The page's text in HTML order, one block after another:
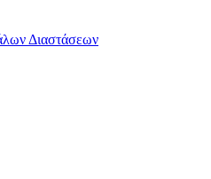
Διαστάσεων